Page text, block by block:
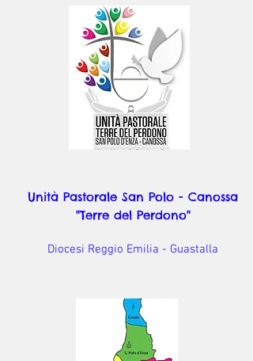
Unità Pastorale San Polo - Canossa
"Terre del Perdono"
Diocesi Reggio Emilia - Guastalla